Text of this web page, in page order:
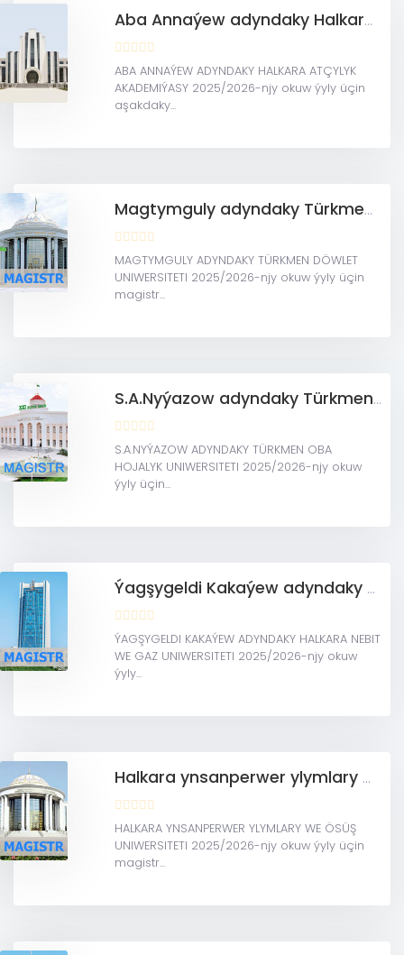
Aba Annaýew adyndaky Halkara atçylyk akademiýasy
ABA ANNAÝEW ADYNDAKY HALKARA ATÇYLYK
AKADEMIÝASY 2025/2026-njy okuw ýyly üçin
aşakdaky...
Magtymguly adyndaky Türkmen döwlet uniwersiteti (Magistratura)
MAGTYMGULY ADYNDAKY TÜRKMEN DÖWLET
UNIWERSITETI 2025/2026-njy okuw ýyly üçin
magistr...
S.A.Nyýazow adyndaky Türkmen oba hojalyk uniwersiteti(MAGISTRATURA)
S.A.NYÝAZOW ADYNDAKY TÜRKMEN OBA
HOJALYK UNIWERSITETI 2025/2026-njy okuw
ýyly üçin...
Ýagşygeldi Kakaýew adyndaky Halkara nebit we gaz uniwersiteti (Magistratura)
ÝAGŞYGELDI KAKAÝEW ADYNDAKY HALKARA NEBIT
WE GAZ UNIWERSITETI 2025/2026-njy okuw
ýyly...
Halkara ynsanperwer ylymlary we ösüş uniwersiteti (Magistratura)
HALKARA YNSANPERWER YLYMLARY WE ÖSÜŞ
UNIWERSITETI 2025/2026-njy okuw ýyly üçin
magistr...